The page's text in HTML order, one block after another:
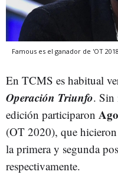
Famous es el ganador de 'OT
En TCMS es habitual
Operación Triunfo. Sin
edición participaron
(OT 2020), que
la primera y segunda
respectivamente.